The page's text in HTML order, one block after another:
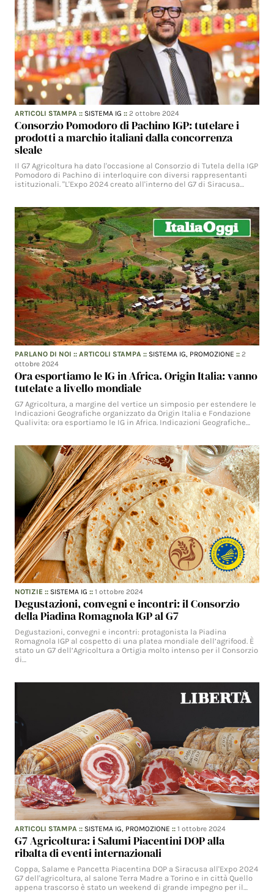
ARTICOLI STAMPA :: SISTEMA IG ::2 ottobre 2024
Consorzio Pomodoro di Pachino IGP: tutelare i
prodotti a marchio italiani dalla concorrenza
sleale
Il G7 Agricoltura ha dato l'occasione al Consorzio di Tutela della IGP
Pomodoro di Pachino di interloquire con diversi rappresentanti
istituzionali. "L'Expo 2024 creato all'interno del G7 di Siracusa…
PARLANO DI NOI ::ARTICOLI STAMPA :: SISTEMA IG, PROMOZIONE ::2
ottobre 2024
Ora esportiamo le IG in Africa. Origin Italia: vanno
tutelate a livello mondiale
G7 Agricoltura, a margine del vertice un simposio per estendere le
Indicazioni Geografiche organizzato da Origin Italia e Fondazione
Qualivita: ora esportiamo le IG in Africa. Indicazioni Geografiche…
NOTIZIE :: SISTEMA IG ::1 ottobre 2024
Degustazioni, convegni e incontri: il Consorzio
della Piadina Romagnola IGP al G7
Degustazioni, convegni e incontri: protagonista la Piadina
Romagnola IGP al cospetto di una platea mondiale dell’agrifood. È
stato un G7 dell’Agricoltura a Ortigia molto intenso per il Consorzio
di…
ARTICOLI STAMPA :: SISTEMA IG, PROMOZIONE ::1 ottobre 2024
G7 Agricoltura: i Salumi Piacentini DOP alla
ribalta di eventi internazionali
Coppa, Salame e Pancetta Piacentina DOP a Siracusa all'Expo 2024
G7 dell'agricoltura, al salone Terra Madre a Torino e in città Quello
appena trascorso è stato un weekend di grande impegno per il…